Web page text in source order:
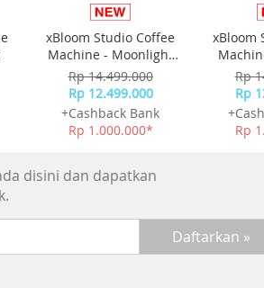
xBloom Studio Coffee
Machine - Moonlight
White
Rp 14.499.000
Rp 12.499.000
+Cashback Bank
Rp 1.000.000*
xBloom
Rp
Rp
Rp
disini dan dapatkan